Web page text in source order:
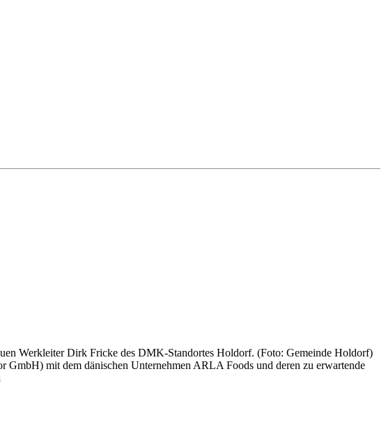
Werkleiter Dirk Fricke des DMK-Standortes Holdorf. (Foto: Gemeinde Holdorf)
mit dem dänischen Unternehmen ARLA Foods und deren zu erwartende